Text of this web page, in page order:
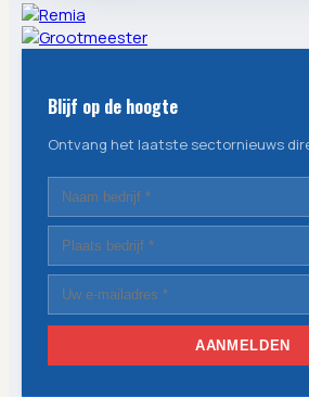
Blijf op de hoogte
Ontvang het laatste sectornieuws
AANMELDEN